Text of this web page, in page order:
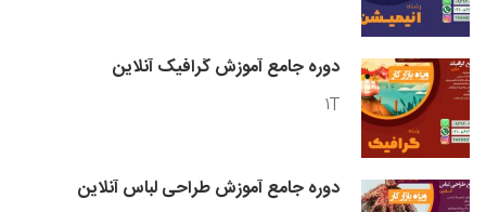
دوره جامع آموزش گرافیک آنلاین
1T
دوره جامع آموزش طراحی لباس آنلاین